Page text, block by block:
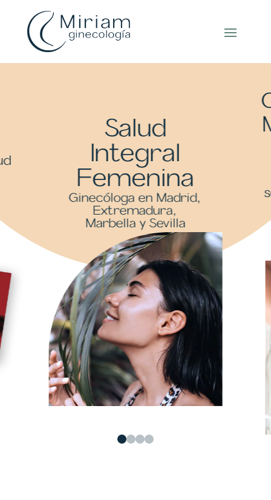
Salud
Integral
Femenina
Ginecóloga en Madrid,
Extremadura,
Marbella y Sevilla